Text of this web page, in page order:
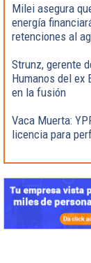
Milei asegura
energía
retenciones al
Strunz, gerente
Humanos del ex
en la fusión
Vaca Muerta:
licencia para